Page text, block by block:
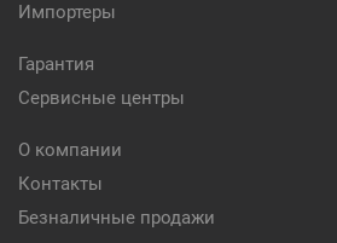
Импортеры
Гарантия
Сервисные центры
О компании
Контакты
Безналичные продажи